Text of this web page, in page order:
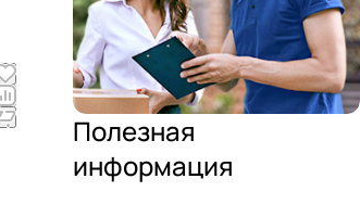
Полезная
информация